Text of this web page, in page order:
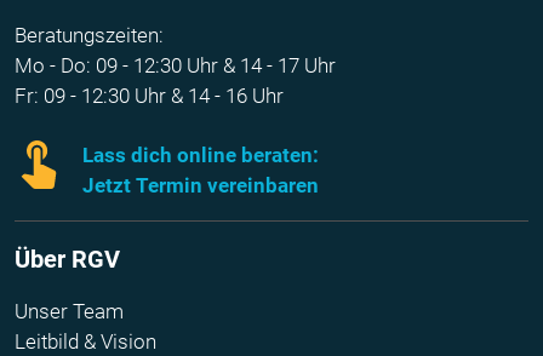
Beratungszeiten:
Mo - Do: 09 - 12:30 Uhr & 14 - 17 Uhr
Fr: 09 - 12:30 Uhr & 14 - 16 Uhr
Lass dich online beraten:
Jetzt Termin vereinbaren
Über RGV
Unser Team
Leitbild & Vision